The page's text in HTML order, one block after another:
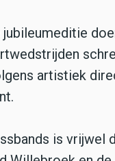
jubileumeditie
artistiek
is vrijwel